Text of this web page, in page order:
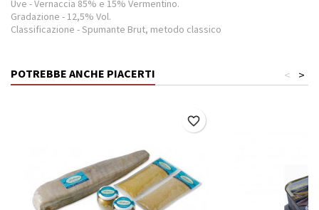
Uve - Vernaccia 85% e 15% Vermentino.
Gradazione - 12,5% Vol.
Classificazione - Spumante Brut, metodo classico
POTREBBE ANCHE PIACERTI >
<
favorite_border